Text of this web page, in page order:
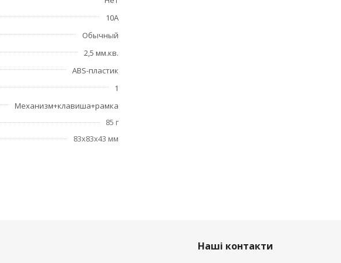
10А
Обычный
2,5 мм.кв.
ABS-пластик
1
Механизм+клавиша+рамка
85 г
83x83x43 мм
Наші контакти